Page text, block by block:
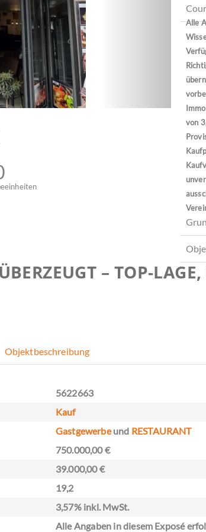
Alle
von
– TOP-
Objektbeschreibung
5622663
Kauf
Gastgewerbeund RESTAURANT
750.000,00 €
39.000,00 €
19,2
3,57% inkl. MwSt.
Alle Angaben in diesem Exposé